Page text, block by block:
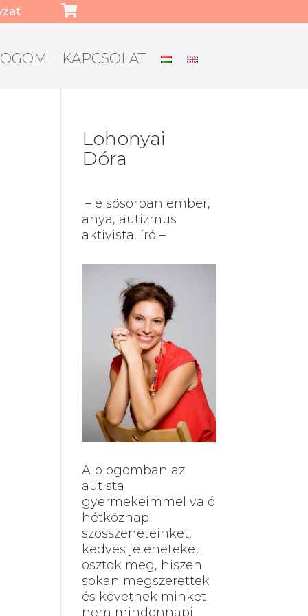

KAPCSOLAT
Lohonyai
Dóra
– elsősorban ember,
anya, autizmus
aktivista, író –
A blogomban az
autista
gyermekeimmel való
hétköznapi
szösszeneteinket,
kedves jeleneteket
osztok meg, hiszen
sokan megszerettek
és követnek minket
nem mindennapi